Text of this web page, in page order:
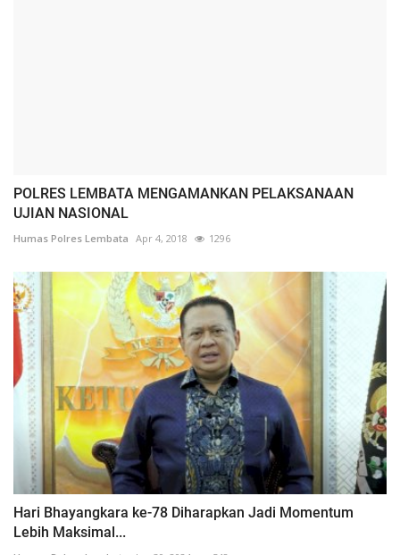
POLRES LEMBATA MENGAMANKAN PELAKSANAAN
UJIAN NASIONAL
Humas Polres Lembata Apr 4, 2018 1296
Hari Bhayangkara ke-78 Diharapkan Jadi Momentum
Lebih Maksimal...